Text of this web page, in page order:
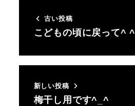
古い投稿
こどもの頃に戻って^ ^
新しい投稿
梅干し用です^_^